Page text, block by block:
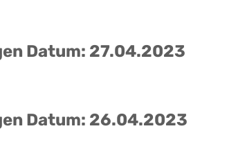
Datum: 27.04.2023
Datum: 26.04.2023